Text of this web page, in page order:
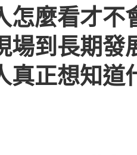
怎麼看才不
場到長期發
真正想知道